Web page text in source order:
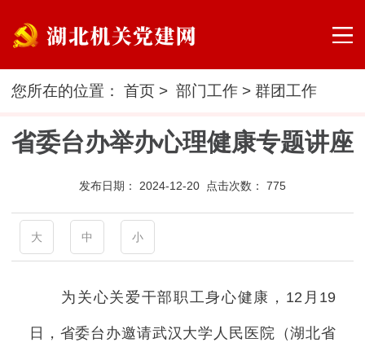
您所在的位置：首页 >部门工作 > 群团工作
省委台办举办心理健康专题讲座
发布日期： 2024-12-20 点击次数： 775
大 中 小
为关心关爱干部职工身心健康，12月19
日，省委台办邀请武汉大学人民医院（湖北省